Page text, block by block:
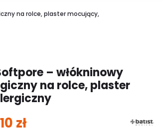
na rolce, plaster mocujący,
– włókninowy
na rolce, plaster
zł